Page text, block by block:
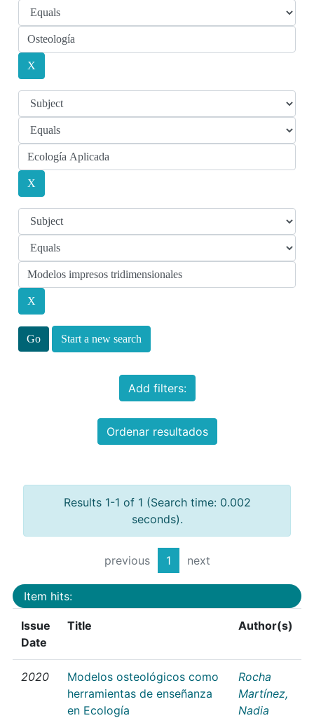
Start a new search
Add filters:
Ordenar resultados
Results 1-1 of 1 (Search time: 0.002
seconds).
previous 1 next
Item hits:
Issue
Date
Title Author(s)
2020
Modelos osteológicos como
herramientas de enseñanza
en Ecología
Rocha
Martínez,
Nadia